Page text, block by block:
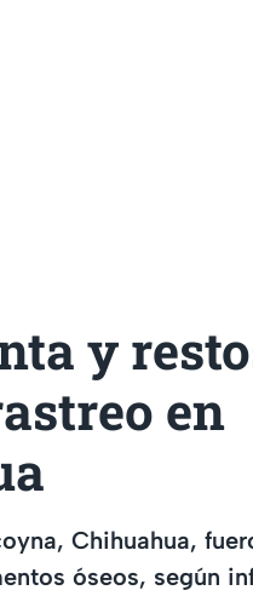
y
en
Chihuahua,
óseos, según